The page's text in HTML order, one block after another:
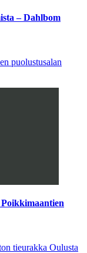
– Dahlbom
puolustusalan
tieurakka Oulusta